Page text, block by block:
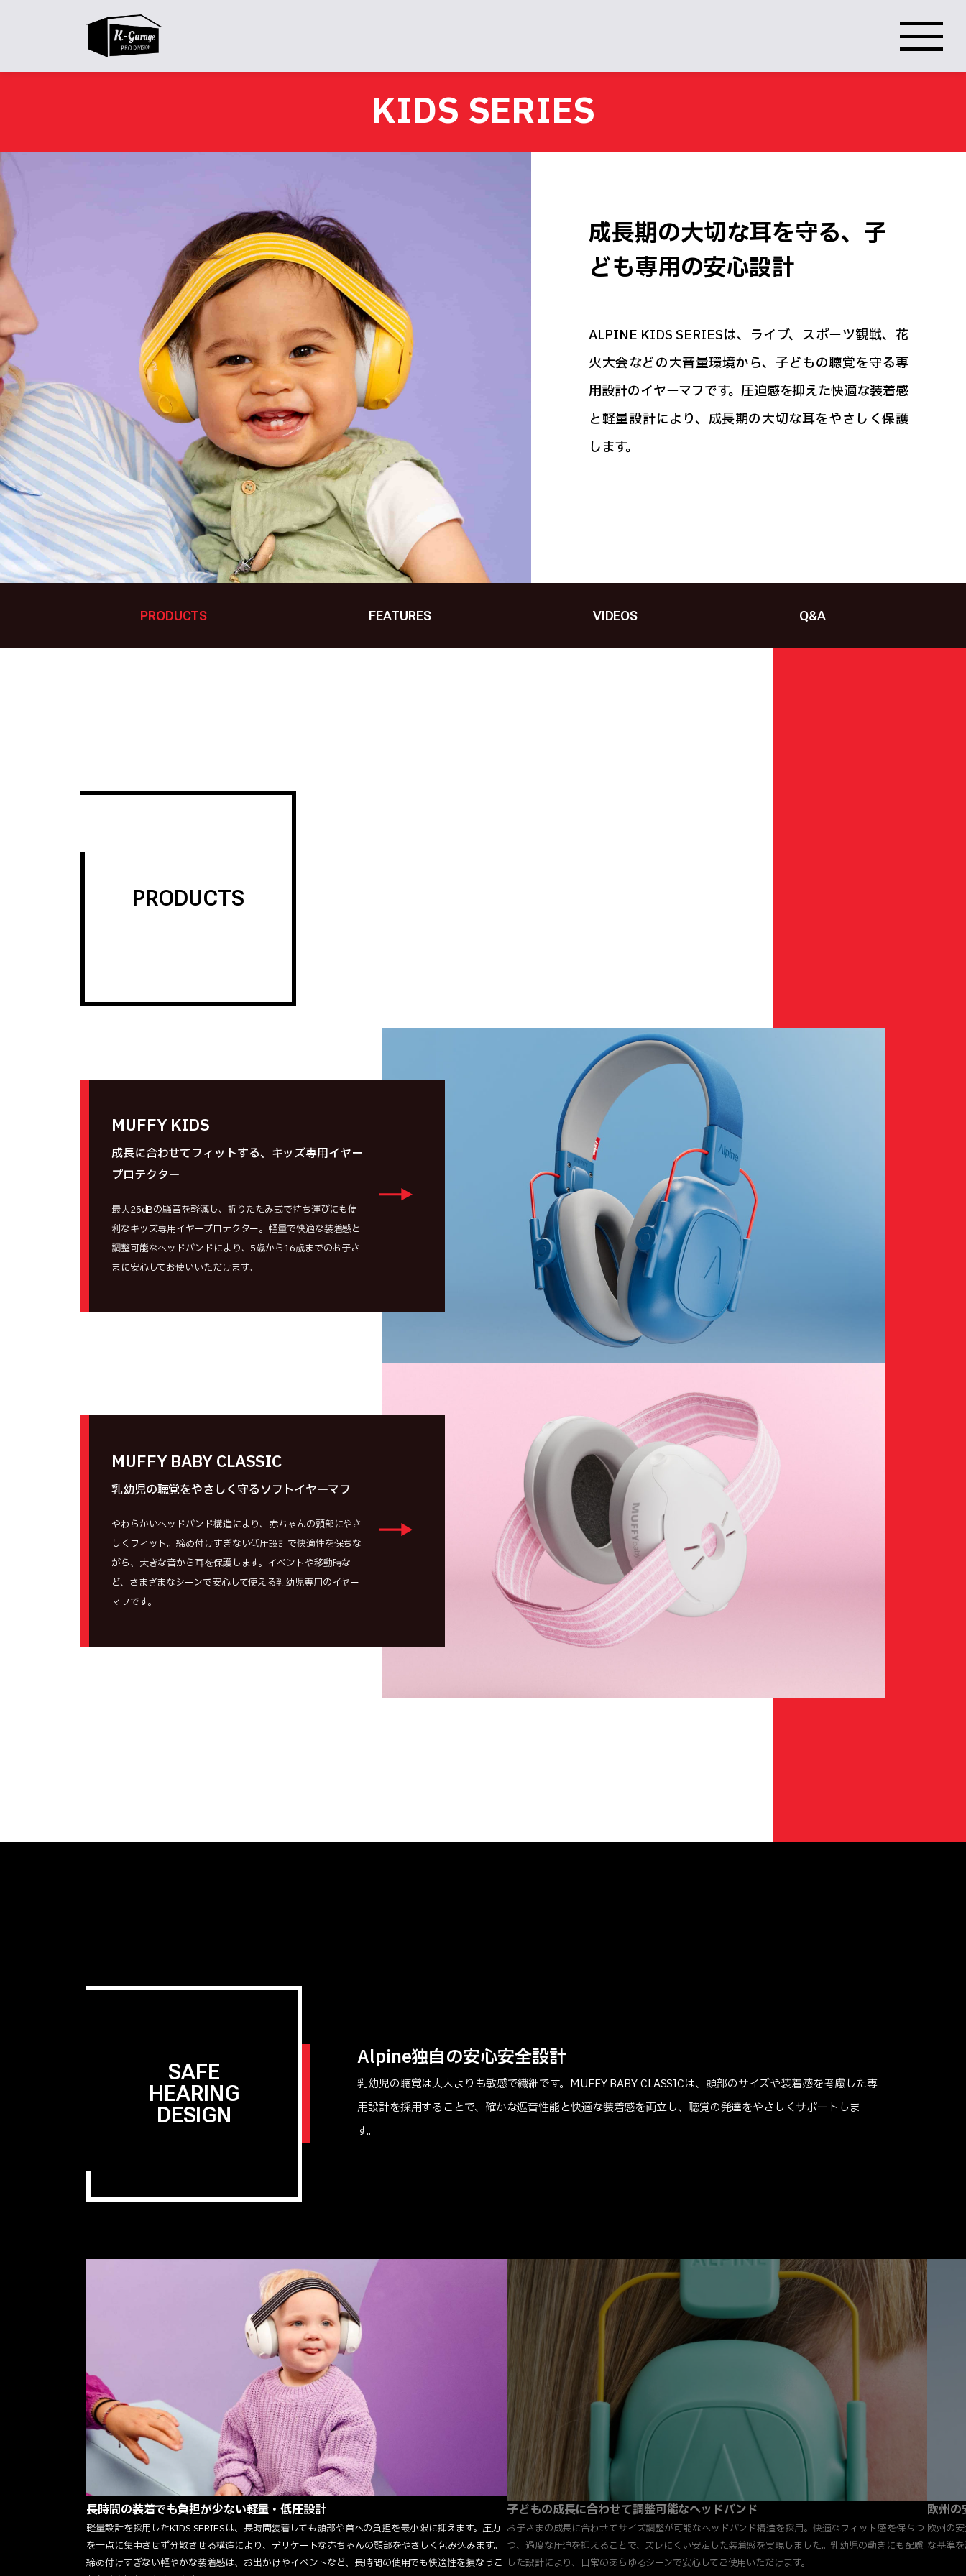
KIDS SERIES
成長期の大切な耳を守る、子
ども専用の安心設計
ALPINE KIDS SERIESは、ライブ、スポーツ観戦、花
火大会などの大音量環境から、子どもの聴覚を守る専
用設計のイヤーマフです。圧迫感を抑えた快適な装着感
と軽量設計により、成長期の大切な耳をやさしく保護
します。
PRODUCTS FEATURES VIDEOS Q&A
PRODUCTS
MUFFY KIDS
成長に合わせてフィットする、キッズ専用イヤー
プロテクター
最大25dBの騒音を軽減し、折りたたみ式で持ち運びにも便
利なキッズ専用イヤープロテクター。軽量で快適な装着感と
調整可能なヘッドバンドにより、5歳から16歳までのお子さ
まに安心してお使いいただけます。
MUFFY BABY CLASSIC
乳幼児の聴覚をやさしく守るソフトイヤーマフ
やわらかいヘッドバンド構造により、赤ちゃんの頭部にやさ
しくフィット。締め付けすぎない低圧設計で快適性を保ちな
がら、大きな音から耳を保護します。イベントや移動時な
ど、さまざまなシーンで安心して使える乳幼児専用のイヤー
マフです。
SAFE
HEARING
DESIGN
Alpine独自の安心安全設計
乳幼児の聴覚は大人よりも敏感で繊細です。MUFFY BABY CLASSICは、頭部のサイズや装着感を考慮した専
用設計を採用することで、確かな遮音性能と快適な装着感を両立し、聴覚の発達をやさしくサポートしま
す。
長時間の装着でも負担が少ない軽量・低圧設計
軽量設計を採用したKIDS SERIESは、長時間装着しても頭部や首への負担を最小限に抑えます。圧力
を一点に集中させず分散させる構造により、デリケートな赤ちゃんの頭部をやさしく包み込みます。
締め付けすぎない軽やかな装着感は、お出かけやイベントなど、長時間の使用でも快適性を損なうこ
子どもの成長に合わせて調整可能なヘッドバンド
お子さまの成長に合わせてサイズ調整が可能なヘッドバンド構造を採用。快適なフィット感を保ちつ
つ、過度な圧迫を抑えることで、ズレにくい安定した装着感を実現しました。乳幼児の動きにも配慮
した設計により、日常のあらゆるシーンで安心してご使用いただけます。
欧州の
欧州の
な基準